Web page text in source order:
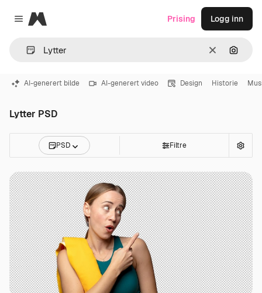
Close menu
Magnific
Slett Søk
Prising Logg inn
AI-generert bilde AI-generert video Design Historie
Lytter PSD
PSD Filtre